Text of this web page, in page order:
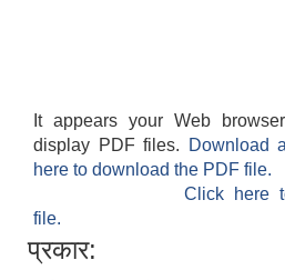
It appears your Web
display PDF files.
Download
here to download the PDF file.
Click here
file.
प्रकार: